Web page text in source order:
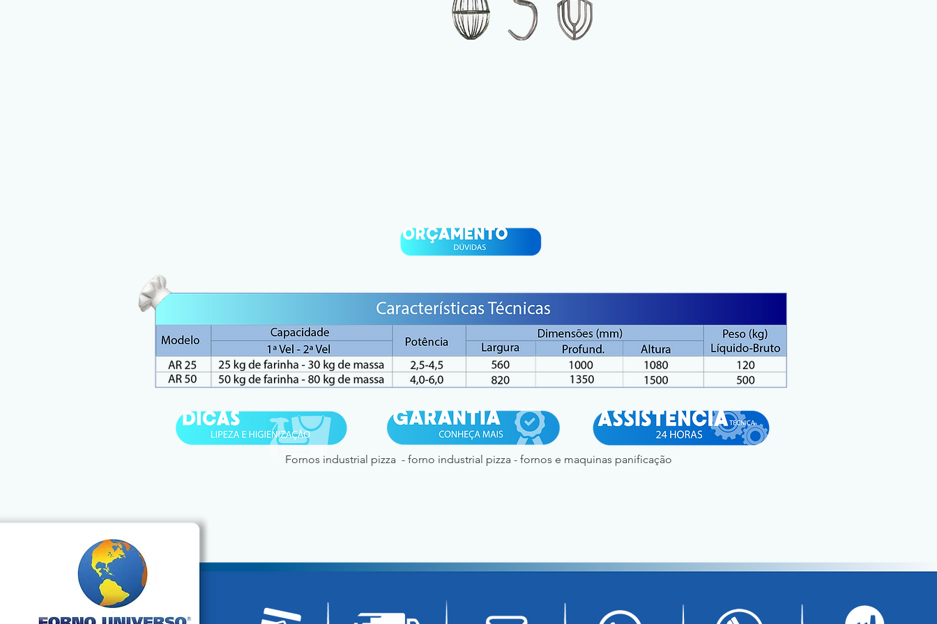
Fornos industrial pizza - forno industrial pizza - fornos e maquinas panificação